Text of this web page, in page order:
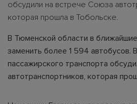
обсудили на встрече Союза
которая прошла в Тобольске.
В Тюменской области в
заменить более 1 594 автобусов.
пассажирского транспорта
автотранспортников, которая